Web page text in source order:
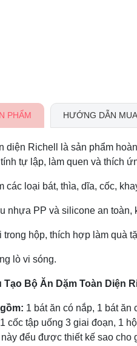
PHẨM HƯỚNG DẪN
diện Richell là sản phẩm
tự lập, làm quen và thích
các loại bát, thìa, dĩa, cốc,
nhựa PP và silicone an toàn,
hộp, thích hợp làm quà
lò vi sóng.
Bộ Ăn Dặm Toàn Diện
1 bát ăn có nắp, 1 bát ăn
cốc tập uống 3 giai đoạn, 1
này đểu được thiết kế sao